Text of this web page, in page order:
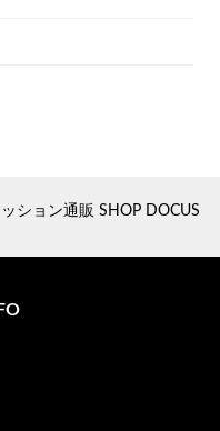
ション通販 SHOP DOCUS